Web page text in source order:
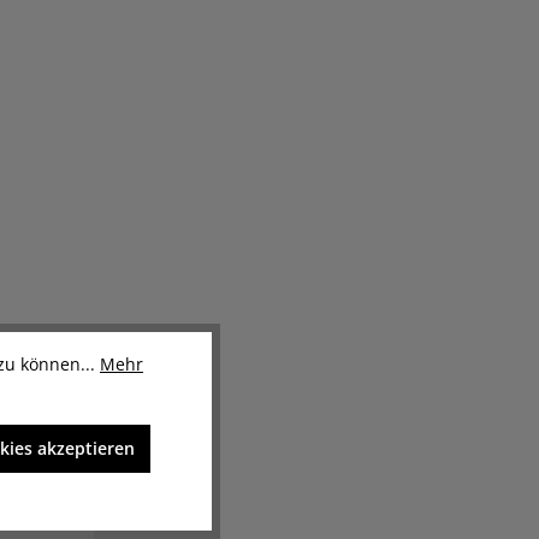
-7%
können... Mehr
akzeptieren